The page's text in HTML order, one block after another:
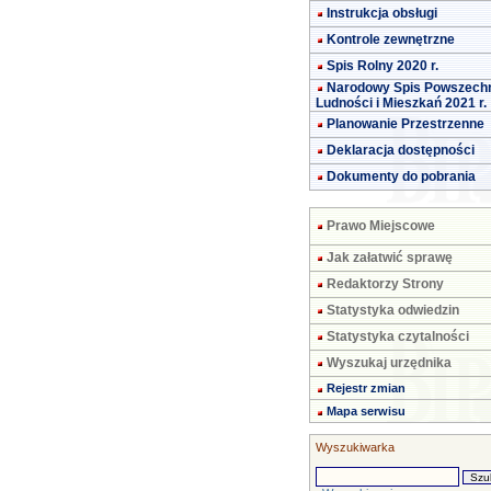
Instrukcja obsługi
Kontrole zewnętrzne
Spis Rolny 2020 r.
Narodowy Spis
Ludności i Mieszkań 2021 r.
Planowanie Przestrzenne
Deklaracja dostępności
Dokumenty do pobrania
Prawo Miejscowe
Jak załatwić sprawę
Redaktorzy Strony
Statystyka odwiedzin
Statystyka czytalności
Wyszukaj urzędnika
Rejestr zmian
Mapa serwisu
Wyszukiwarka